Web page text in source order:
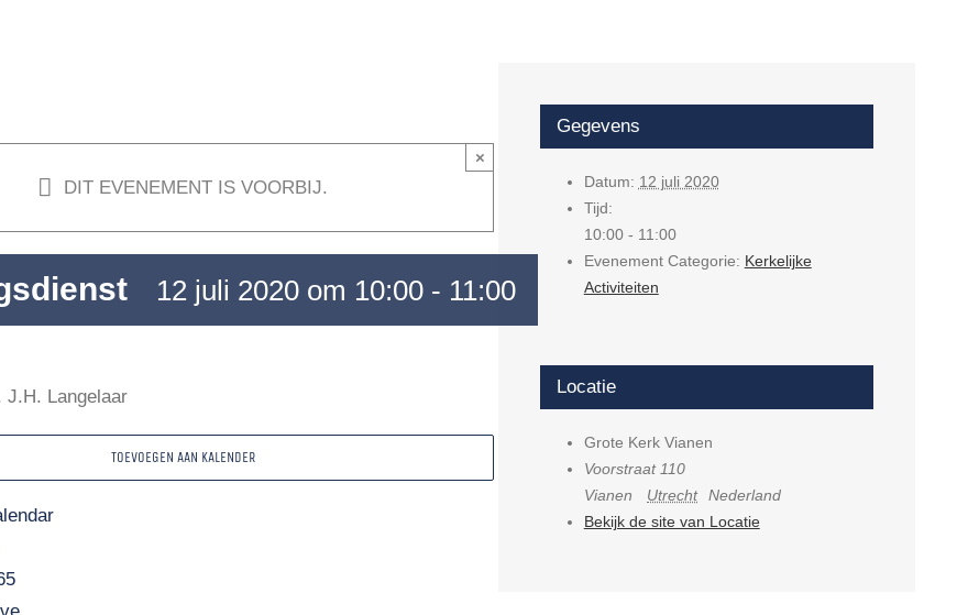
DIT EVENEMENT IS VOORBIJ.
×
12 juli 2020 om 10:00- 11:00
J.H. Langelaar
TOEVOEGEN AAN KALENDER
Gegevens
Datum: 12 juli 2020
Tijd:
10:00 - 11:00
Evenement Categorie: Kerkelijke
Activiteiten
Locatie
Grote Kerk Vianen
Voorstraat 110
Vianen
Utrecht
Nederland
Bekijk de site van Locatie